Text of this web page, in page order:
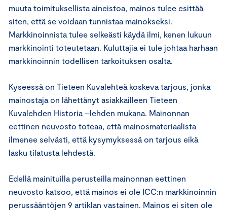
muuta toimituksellista aineistoa, mainos tulee esittää
siten, että se voidaan tunnistaa mainokseksi.
Markkinoinnista tulee selkeästi käydä ilmi, kenen lukuun
markkinointi toteutetaan. Kuluttajia ei tule johtaa harhaan
markkinoinnin todellisen tarkoituksen osalta.
Kyseessä on Tieteen Kuvalehteä koskeva tarjous, jonka
mainostaja on lähettänyt asiakkailleen Tieteen
Kuvalehden Historia –lehden mukana. Mainonnan
eettinen neuvosto toteaa, että mainosmateriaalista
ilmenee selvästi, että kysymyksessä on tarjous eikä
lasku tilatusta lehdestä.
Edellä mainituilla perusteilla mainonnan eettinen
neuvosto katsoo, että mainos ei ole ICC:n markkinoinnin
perussääntöjen 9 artiklan vastainen. Mainos ei siten ole